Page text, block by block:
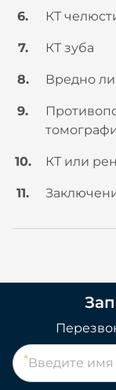
КТ
КТ зуба
Вредно
КТ или